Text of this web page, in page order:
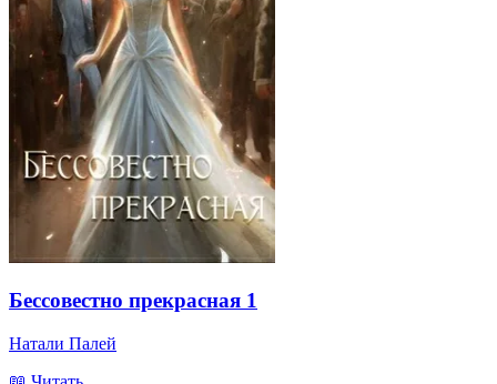
Бессовестно прекрасная 1
Натали Палей